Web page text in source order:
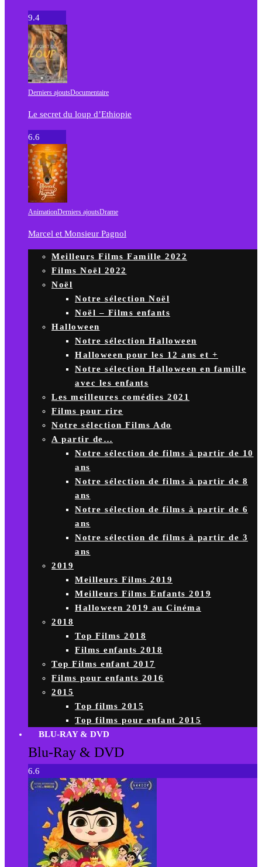
9.4
Derniers ajoutsDocumentaire
Le secret du loup d’Ethiopie
6.6
AnimationDerniers ajoutsDrame
Marcel et Monsieur Pagnol
Meilleurs Films Famille 2022
Films Noël 2022
Noël
Notre sélection Noël
Noël – Films enfants
Halloween
Notre sélection Halloween
Halloween pour les 12 ans et +
Notre sélection Halloween en famille
avec les enfants
Les meilleures comédies 2021
Films pour rire
Notre sélection Films Ado
A partir de…
Notre sélection de films à partir de 10
ans
Notre sélection de films à partir de 8
ans
Notre sélection de films à partir de 6
ans
Notre sélection de films à partir de 3
ans
2019
Meilleurs Films 2019
Meilleurs Films Enfants 2019
Halloween 2019 au Cinéma
2018
Top Films 2018
Films enfants 2018
Top Films enfant 2017
Films pour enfants 2016
2015
Top films 2015
Top films pour enfant 2015
BLU-RAY & DVD
Blu-Ray & DVD
6.6